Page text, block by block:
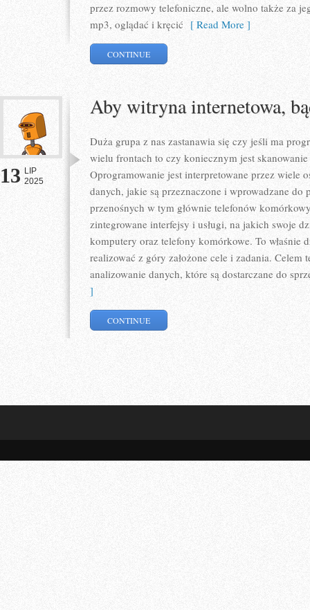
przez rozmowy telefoniczne, ale wolno także za
mp3, oglądać i kręcić [ Read More ]
CONTINUE
13 LIP
2025
Aby witryna internetowa,
Duża grupa z nas zastanawia się czy jeśli ma
wielu frontach to czy koniecznym jest
Oprogramowanie jest interpretowane przez wiele
danych, jakie są przeznaczone i wprowadzane do
przenośnych w tym głównie telefonów
zintegrowane interfejsy i usługi, na jakich swoje
komputery oraz telefony komórkowe. To właśnie
realizować z góry założone cele i zadania.
analizowanie danych, które są dostarczane do
]
CONTINUE